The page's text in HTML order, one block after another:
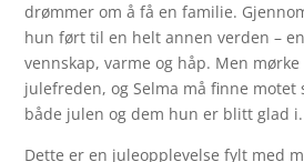
drømmer om å få en familie.
hun ført til en helt annen verden –
vennskap, varme og håp. Men
julefreden, og Selma må finne motet
både julen og dem hun er blitt glad i.
Dette er en juleopplevelse fylt med